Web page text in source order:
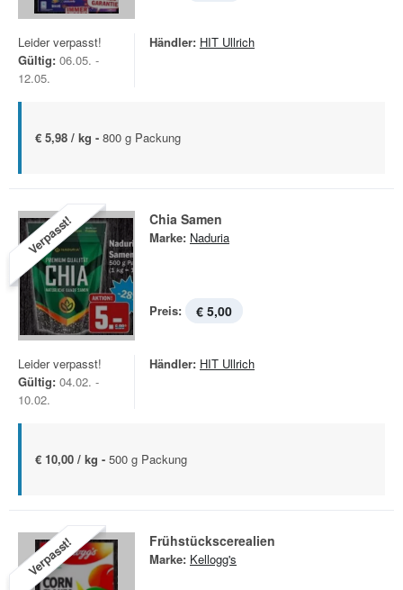
Leider verpasst!
Gültig: 06.05. -
12.05.
Händler: HIT Ullrich
€ 5,98 / kg - 800 g Packung
Verpasst! Chia Samen
Marke: Naduria
Preis: € 5,00
Leider verpasst!
Gültig: 04.02. -
10.02.
Händler: HIT Ullrich
€ 10,00 / kg - 500 g Packung
Verpasst! Frühstückscerealien
Marke: Kellogg's